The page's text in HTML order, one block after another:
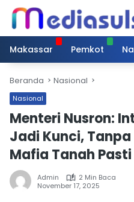
Langsung
konten
Makassar
Pemkot
Beranda Nasional
Nasional
Menteri Nusron:
Jadi Kunci,
Mafia Tanah
Admin
2 Min Baca
November 17, 2025